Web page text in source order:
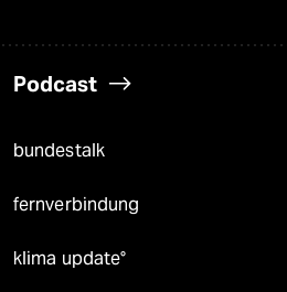
Podcast
bundestalk
fernverbindung
klima update°